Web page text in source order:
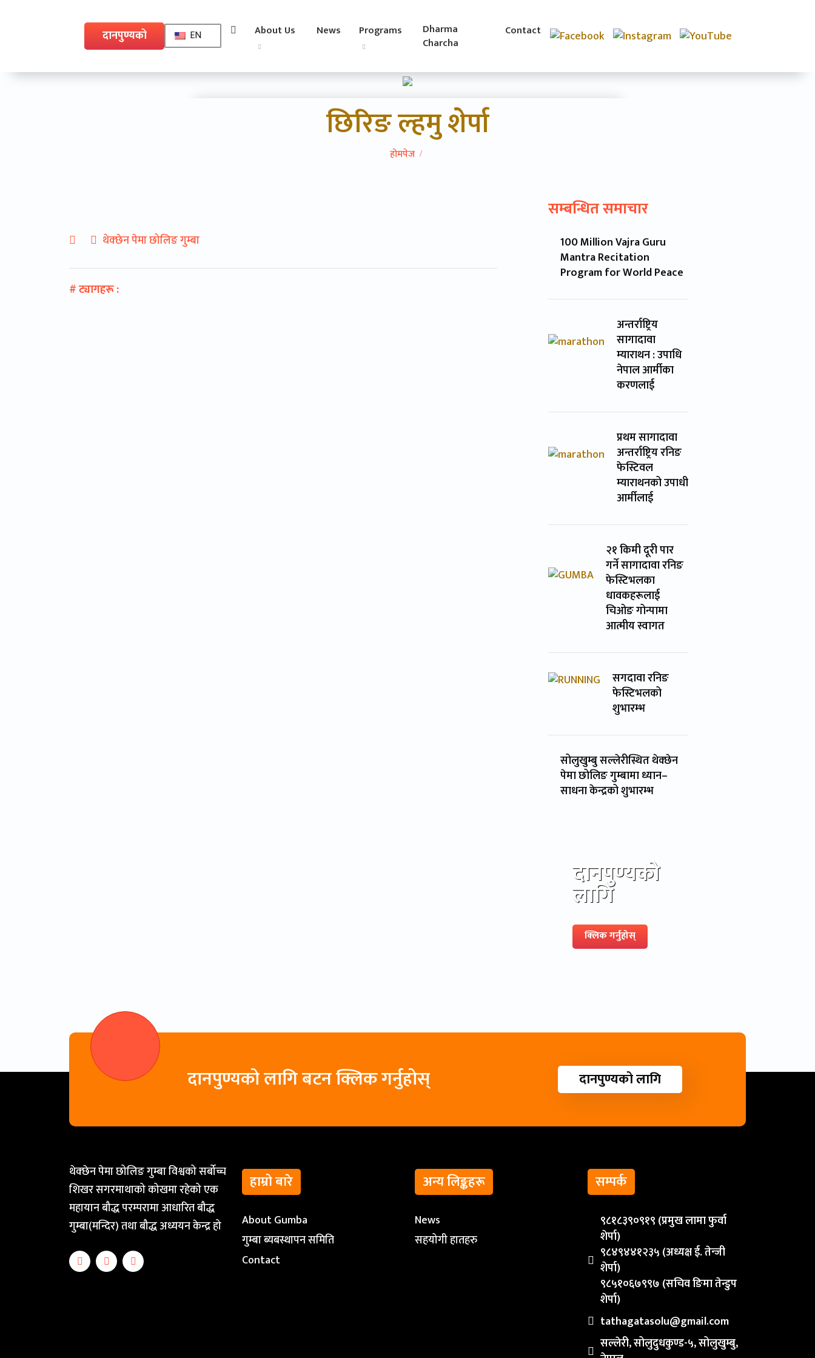
दानपुण्यको
EN About Us News Programs
Dharma
Charcha
Contact
छिरिङ ल्हमु शेर्पा
होमपेज
20
May
थेक्छेन पेमा छोलिङ गुम्बा
# ट्यागहरू :
सम्बन्धित समाचार
100 Million Vajra Guru
Mantra Recitation
Program for World Peace
अन्तर्राष्ट्रिय
सागादावा
म्याराथन : उपाधि
नेपाल आर्मीका
करणलाई
प्रथम सागादावा
अन्तर्राष्ट्रिय रनिङ
फेस्टिवल
म्याराथनको उपाधी
आर्मीलाई
२१ किमी दूरी पार
गर्ने सागादावा रनिङ
फेस्टिभलका
धावकहरूलाई
चिओङ गोन्पामा
आत्मीय स्वागत
सगदावा रनिङ
फेस्टिभलको
शुभारम्भ
सोलुखुम्बु सल्लेरीस्थित थेक्छेन
पेमा छोलिङ गुम्बामा ध्यान–
साधना केन्द्रको शुभारम्भ
दानपुण्यको
लागि
क्लिक गर्नुहोस्
दानपुण्यको लागि बटन क्लिक गर्नुहोस् दानपुण्यको लागि
थेक्छेन पेमा छोलिङ गुम्बा विश्वको सर्बोच्च
शिखर सगरमाथाको कोखमा रहेको एक
महायान बौद्ध परम्परामा आधारित बौद्ध
गुम्बा(मन्दिर) तथा बौद्ध अध्ययन केन्द्र हो
हाम्रो बारे
About Gumba
गुम्बा ब्यबस्थापन समिति
Contact
अन्य लिङ्कहरू
News
सहयोगी हातहरु
सम्पर्क
९८१८३९०९१९ (प्रमुख लामा फुर्वा
शेर्पा)
९८४९४४१२३५ (अध्यक्ष ई. तेन्जी
शेर्पा)
९८५१०६७९९७ (सचिव ङिमा तेन्डुप
शेर्पा)
tathagatasolu@gmail.com
सल्लेरी, सोलुदुधकुण्ड-५, सोलुखुम्बु,